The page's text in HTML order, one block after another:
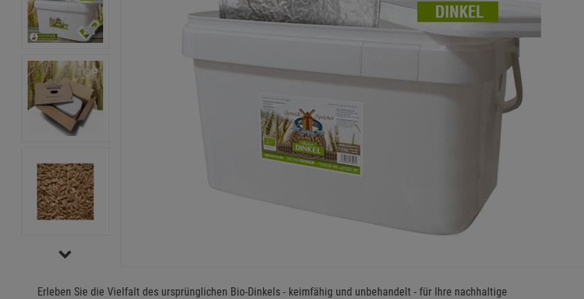
Erleben Sie die Vielfalt des ursprünglichen Bio-Dinkels - keimfähig und unbehandelt - für Ihre nachhaltige